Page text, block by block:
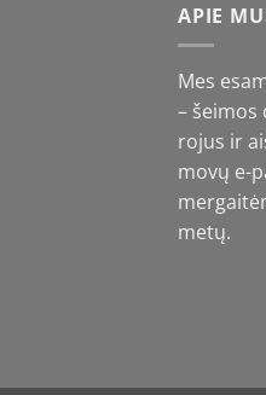
APIE
Mes
– šeimos
rojus ir
movų e-
metų.